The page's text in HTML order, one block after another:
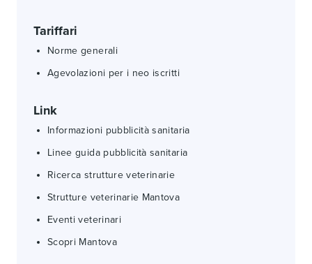
Tariffari
Norme generali
Agevolazioni per i neo iscritti
Link
Informazioni pubblicità sanitaria
Linee guida pubblicità sanitaria
Ricerca strutture veterinarie
Strutture veterinarie Mantova
Eventi veterinari
Scopri Mantova